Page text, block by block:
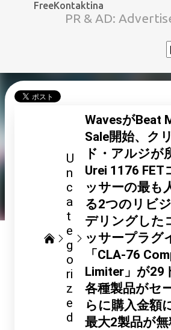
スキップしてメイン コ
FreeKontaktina
PR & AD:
U
n
c
a
t
e
g
o
ri
z
e
d
WavesがBeat
Sale開始、ク
ド・アルジが
Urei 1176 FET
ッサーの最も
る2つのリビ
デリングした
ッサープラグ
「CLA-76
Limiter」が29
各種製品がセ
らに購入金額
最大2製品が